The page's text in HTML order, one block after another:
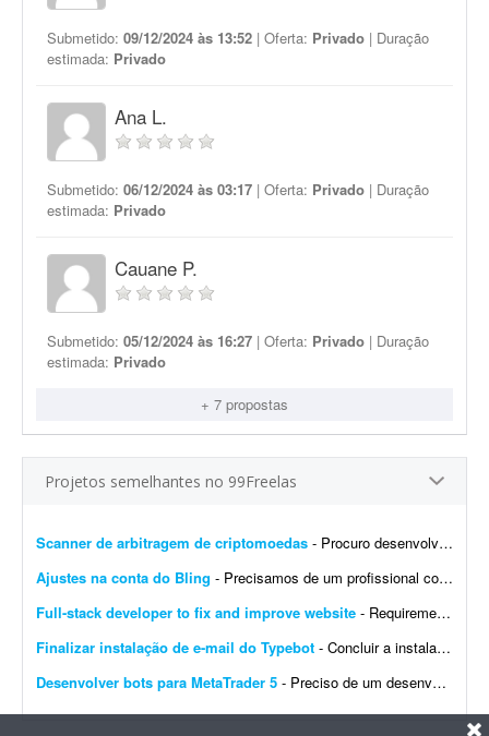
Submetido: 09/12/2024 às 13:52 | Oferta: Privado | Duração
estimada: Privado
Ana L.
Submetido: 06/12/2024 às 03:17 | Oferta: Privado | Duração
estimada: Privado
Cauane P.
Submetido: 05/12/2024 às 16:27 | Oferta: Privado | Duração
estimada: Privado
+ 7 propostas
Projetos semelhantes no 99Freelas
Scanner de arbitragem de criptomoedas - Procuro desenvolvedor full stack para criar uma plataforma profissional e scanner de arbitragem de criptomoedas, semelhante às principais soluções internacionais do mercado, po...
Ajustes na conta do Bling - Precisamos de um profissional com experiência em e-commerce e em configurações no Bling. Atualmente temos a conta de um cliente integrada com loja própria, Mercado Livre,...
Full-stack developer to fix and improve website - Requirements: - Basic to intermediate full-stack development skills - Experience with front-end and back-end web development - Ability to troubleshoot bugs and make small improvements - Good commu...
Finalizar instalação de e-mail do Typebot - Concluir a instalação de e-mail do Typebot. Configurar SMTP, validar o envio de mensagens e integrar a funcionalidade com a instância atual. Entregar documentação ...
Desenvolver bots para MetaTrader 5 - Preciso de um desenvolvedor para criar um bot para operar day trade na B3. O robô deve ser desenvolvido para MetaTrader 5. Por favor, apresente exemplos de bots já desenvolvidos, bem ...